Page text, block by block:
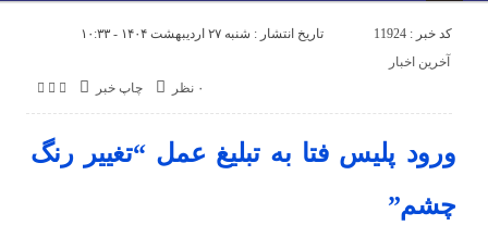
کد خبر : 11924 تاریخ انتشار : شنبه ۲۷ اردیبهشت ۱۴۰۴ - ۱۰:۳۳
چاپ خبر ۰ نظر
آخرین اخبار
ورود پلیس فتا به تبلیغ عمل “تغییر رنگ
چشم”